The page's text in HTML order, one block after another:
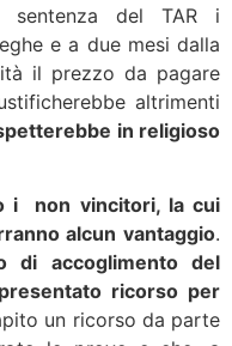
sentenza del TAR i
e a due mesi dalla
il prezzo da pagare
altrimenti
in religioso
i non vincitori, la cui
alcun vantaggio.
di accoglimento del
ricorso per
un ricorso da parte